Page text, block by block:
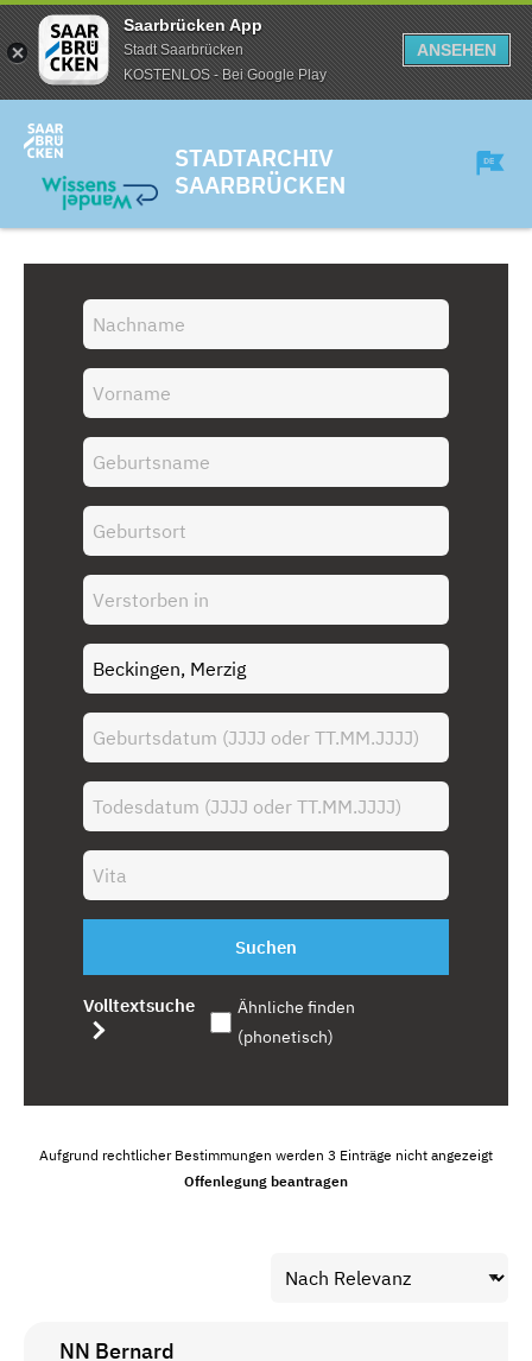
Saarbrücken App
Stadt Saarbrücken
KOSTENLOS - Bei Google Play
ANSEHEN
STADTARCHIV
SAARBRÜCKEN
Suchen
Volltextsuche
Ähnliche finden
(phonetisch)
Aufgrund rechtlicher Bestimmungen werden 3 Einträge nicht angezeigt
Offenlegung beantragen
NN Bernard